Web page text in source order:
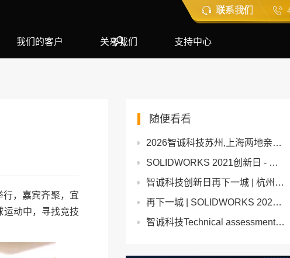
联系我们
我们的客户 关于我们 支持中心
，嘉宾齐聚，宜
运动中，寻找竞技
随便看看
2026智诚科技苏州,上海两地亲子俱乐部活动圆满举行
SOLIDWORKS 2021创新日 - 杭州站报名开始啦！
智诚科技创新日再下一城 | 杭州站完美收官
再下一城 | SOLIDWORKS 2023创新日-广州站精彩继续
智诚科技Technical assessment活动圆满结束